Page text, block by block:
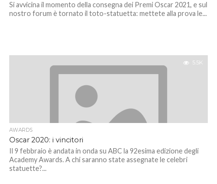
Si avvicina il momento della consegna dei Premi Oscar 2021, e sul
nostro forum è tornato il toto-statuetta: mettete alla prova le...
5.5K
AWARDS
Oscar 2020: i vincitori
Il 9 febbraio è andata in onda su ABC la 92esima edizione degli
Academy Awards. A chi saranno state assegnate le celebri
statuette?...